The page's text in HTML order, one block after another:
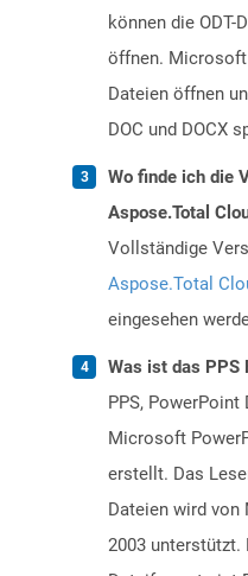
können die ODT-
öffnen. Microsoft
Dateien öffnen
DOC und DOCX
Wo finde ich die
Aspose.Total
Vollständige
Aspose.Total
eingesehen
Was ist das PPS
PPS,
Microsoft
erstellt. Das
Dateien wird
2003 unterstützt.